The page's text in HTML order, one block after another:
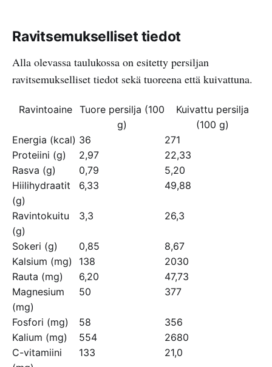
Ravitsemukselliset tiedot
Alla olevassa taulukossa on esitetty persiljan
ravitsemukselliset tiedot sekä tuoreena että kuivattuna.
Ravintoaine Tuore persilja (100
g)
Kuivattu persilja
(100 g)
Energia (kcal) 36
271
Proteiini (g)
2,97
22,33
Rasva (g)
0,79
5,20
Hiilihydraatit
(g)
6,33 49,88
Ravintokuitu
(g)
3,3 26,3
Sokeri (g) 0,85
8,67
Kalsium (mg)
138
2030
Rauta (mg)
6,20
47,73
Magnesium
(mg)
50 377
Fosfori (mg) 58
356
Kalium (mg)
554
2680
C-vitamiini
133 21,0